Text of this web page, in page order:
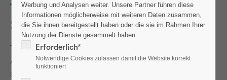
Typische Osteoporose
Symptome
Anfangs verläuft der Abbau der Knochen in der Regel
schmerzlos und ohne erkennbare Symptome. Wenn sich
Werbung und Analysen weiter. Unsere Partner führen diese
Informationen möglicherweise mit weiteren Daten zusammen,
die Sie ihnen bereitgestellt haben oder die sie im Rahmen Ihrer
Nutzung der Dienste gesammelt haben.
Erforderlich*
Notwendige Cookies zulassen damit die Website korrekt
funktioniert